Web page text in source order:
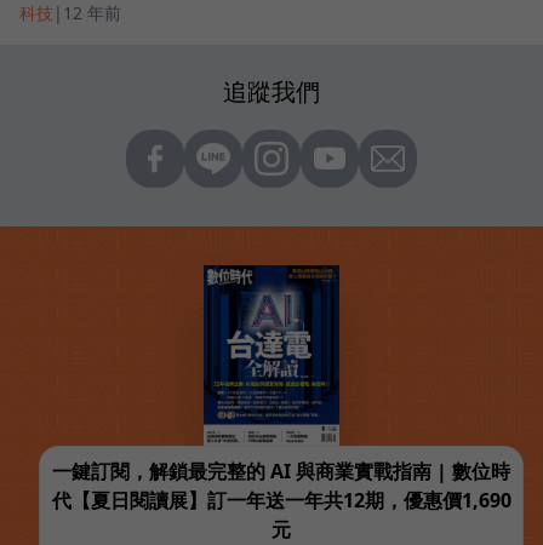
科技 | 12 年前
追蹤我們
一鍵訂閱，解鎖最完整的 AI 與商業實戰指南 | 數位時
代【夏日閱讀展】訂一年送一年共12期，優惠價1,690
元